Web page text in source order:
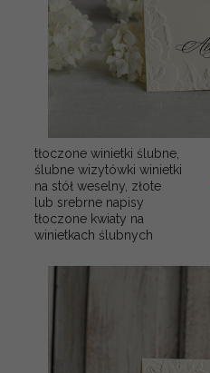
tłoczone winietki ślubne,
ślubne wizytówki winietki
na stół weselny, złote
lub srebrne napisy
tłoczone kwiaty na
winietkach ślubnych